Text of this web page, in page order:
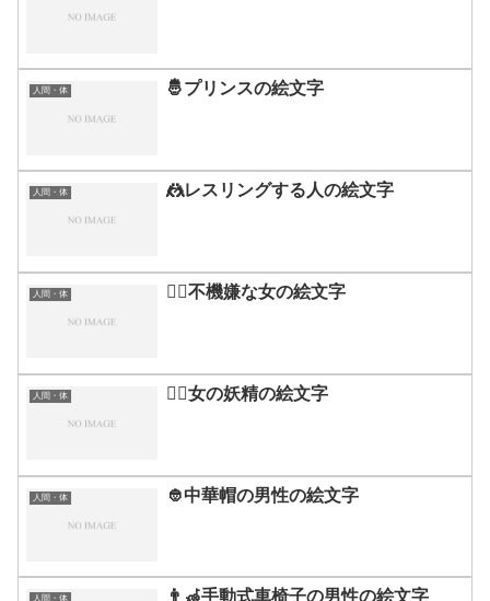
人間・体 🤴プリンスの絵文字
人間・体 🤼レスリングする人の絵文字
人間・体 🙎‍♀️不機嫌な女の絵文字
人間・体 🧚‍♀️女の妖精の絵文字
人間・体 👲中華帽の男性の絵文字
人間・体 👨‍🦽手動式車椅子の男性の絵文字